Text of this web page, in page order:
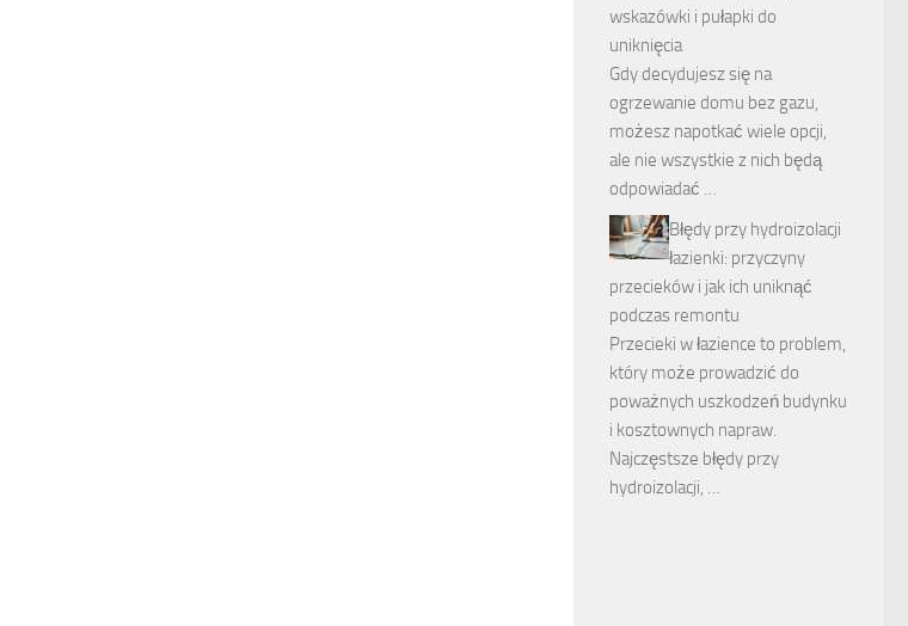
wskazówki i pułapki do
uniknięcia
Gdy decydujesz się na
ogrzewanie domu bez gazu,
możesz napotkać wiele opcji,
ale nie wszystkie z nich będą
odpowiadać …
Błędy przy hydroizolacji
łazienki: przyczyny
przecieków i jak ich uniknąć
podczas remontu
Przecieki w łazience to problem,
który może prowadzić do
poważnych uszkodzeń budynku
i kosztownych napraw.
Najczęstsze błędy przy
hydroizolacji, …